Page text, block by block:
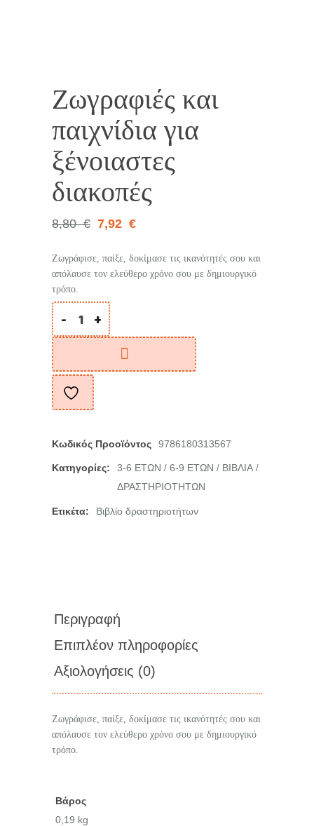
Ζωγραφιές και
παιχνίδια για
ξένοιαστες
διακοπές
8,80 € 7,92 €
Ζωγράφισε, παίξε, δοκίμασε τις ικανότητές σου και
απόλαυσε τον ελεύθερο χρόνο σου με δημιουργικό
τρόπο.
- +
Κωδικός Προοϊόντος 9786180313567
Κατηγορίες: 3-6 ΕΤΩΝ / 6-9 ΕΤΩΝ / ΒΙΒΛΙΑ /
ΔΡΑΣΤΗΡΙΟΤΗΤΩΝ
Ετικέτα: Βιβλίο δραστηριοτήτων
Περιγραφή
Επιπλέον πληροφορίες
Αξιολογήσεις (0)
Ζωγράφισε, παίξε, δοκίμασε τις ικανότητές σου και
απόλαυσε τον ελεύθερο χρόνο σου με δημιουργικό
τρόπο.
Βάρος
0,19 kg